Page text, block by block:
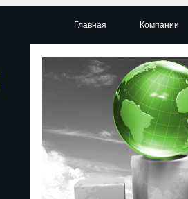
Главная Компании